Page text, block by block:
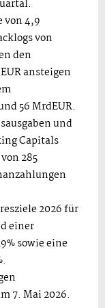
von 4,9
von
den
ansteigen
56 MrdEUR.
und
Capitals
285
2026 für
einer
sowie eine
7. Mai 2026.